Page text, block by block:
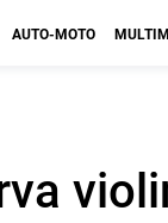
AUTO-MOTO